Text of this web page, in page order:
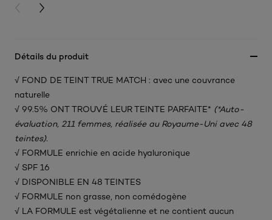
PREVIOUS CARD
NEXT CARD
Détails du produit
√ FOND DE TEINT TRUE MATCH : avec une couvrance
naturelle​
√ 99.5% ONT TROUVÉ LEUR TEINTE PARFAITE* (*Auto-
évaluation, 211 femmes, réalisée au Royaume-Uni avec 48
teintes).
√ FORMULE enrichie en acide hyaluronique​
√ SPF 16
√ DISPONIBLE EN 48 TEINTES​
√ FORMULE non grasse, non comédogène​
√ LA FORMULE est végétalienne et ne contient aucun